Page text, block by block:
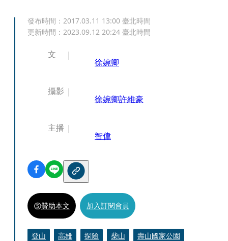
發布時間： 2017.03.11 13:00 臺北時間
更新時間： 2023.09.12 20:24 臺北時間
文
徐婉卿
攝影
徐婉卿許維豪
主播
智偉
贊助本文 加入訂閱會員
登山 高雄 探險 柴山 壽山國家公園